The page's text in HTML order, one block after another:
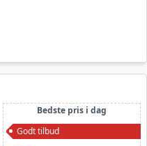
Bedste pris i dag
Godt tilbud